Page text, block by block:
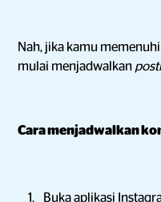
Nah, jika kamu
mulai menjadwalkan
Cara menjadwalkan
Buka aplikasi